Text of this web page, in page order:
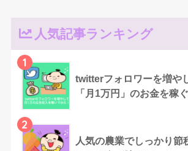
人気記事ランキング
1
twitterフォロワーを増や
「月1万円」のお金を稼
2
人気の農業でしっかり節